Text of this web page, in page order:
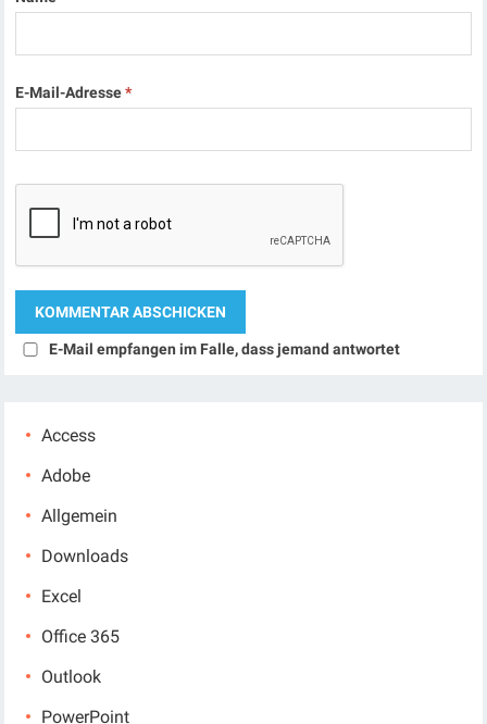
E-Mail-Adresse*
E-Mail empfangen im Falle, dass jemand antwortet
Access
Adobe
Allgemein
Downloads
Excel
Office 365
Outlook
PowerPoint